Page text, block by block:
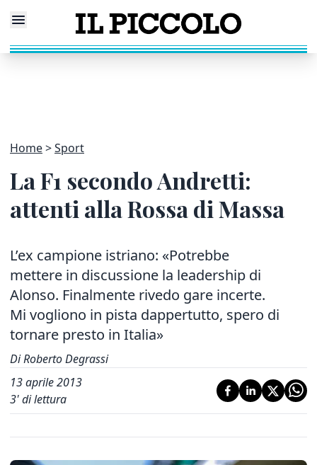
Home Sport
La F1 secondo Andretti:
attenti alla Rossa di Massa
L’ex campione istriano: «Potrebbe
mettere in discussione la leadership di
Alonso. Finalmente rivedo gare incerte.
Mi vogliono in pista dappertutto, spero di
tornare presto in Italia»
Di Roberto Degrassi
13 aprile 2013
3' di lettura